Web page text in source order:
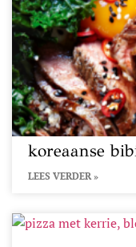
koreaanse
LEES VERDER »